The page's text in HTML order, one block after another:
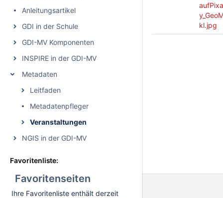
Anleitungsartikel
GDI in der Schule
GDI-MV Komponenten
INSPIRE in der GDI-MV
Metadaten
Leitfaden
Metadatenpfleger
Veranstaltungen
NGIS in der GDI-MV
Favoritenliste:
Favoritenseiten
Ihre Favoritenliste enthält derzeit
kl.jpg